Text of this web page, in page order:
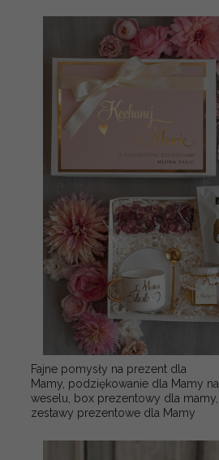
Fajne pomysły na prezent dla
Mamy, podziękowanie dla Mamy na
weselu, box prezentowy dla mamy,
zestawy prezentowe dla Mamy